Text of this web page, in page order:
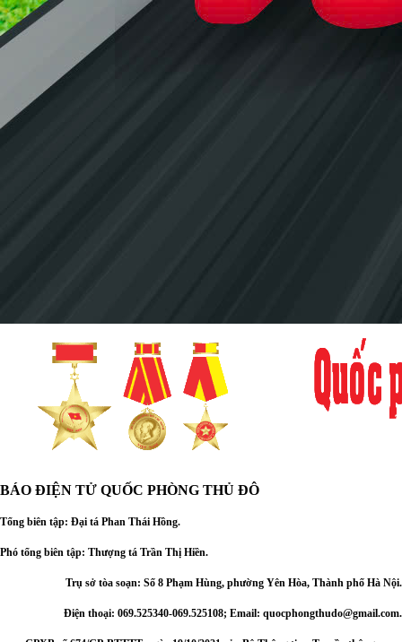
BÁO ĐIỆN TỬ QUỐC PHÒNG THỦ ĐÔ
Tổng biên tập: Đại tá Phan Thái Hồng.
Phó tổng biên tập: Thượng tá Trần Thị Hiền.
Trụ sở tòa soạn: Số 8 Phạm Hùng, phường Yên Hòa, Thành phố Hà Nội.
Điện thoại: 069.525340-069.525108; Email: quocphongthudo@gmail.com.